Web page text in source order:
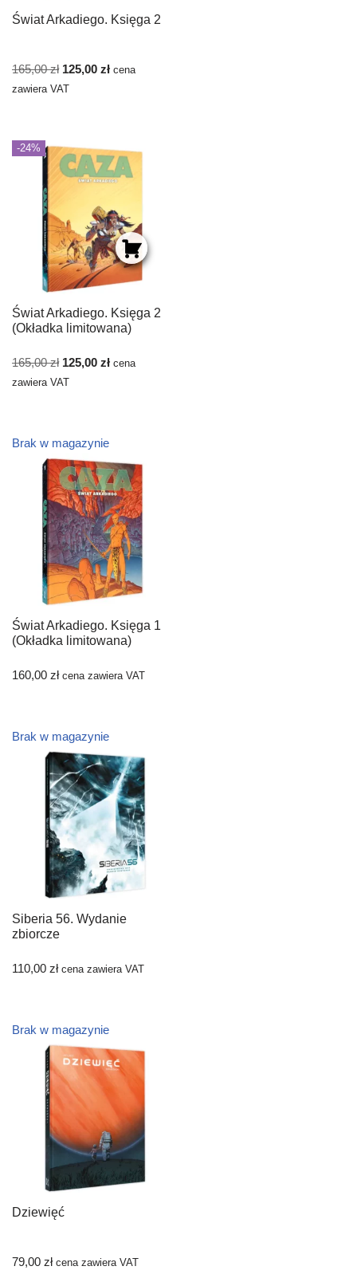
Świat Arkadiego. Księga 2
165,00zł 125,00 zł cena
zawiera VAT
-24%
Świat Arkadiego. Księga 2
(Okładka limitowana)
165,00zł 125,00 zł cena
zawiera VAT
Brak w magazynie
Świat Arkadiego. Księga 1
(Okładka limitowana)
160,00 zł cena zawiera VAT
Brak w magazynie
Siberia 56. Wydanie
zbiorcze
110,00 zł cena zawiera VAT
Brak w magazynie
Dziewięć
79,00 zł cena zawiera VAT